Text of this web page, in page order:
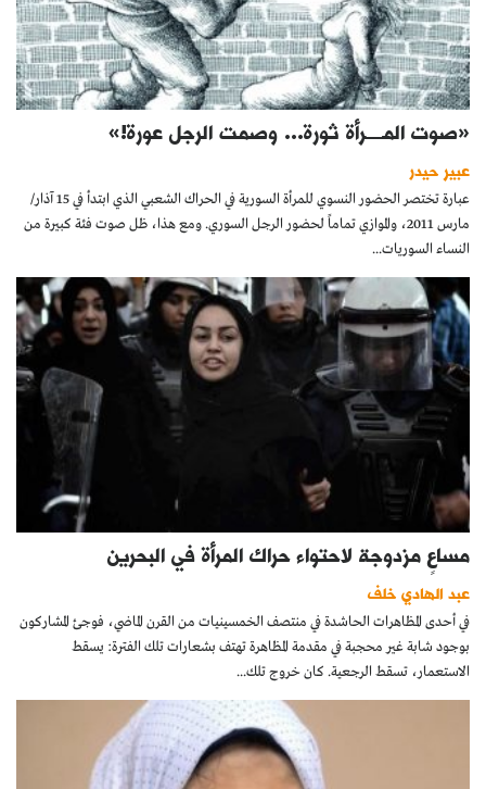
«صوت المــــرأة ثورة... وصمت الرجل عورة!»
عبير حيدر
عبارة تختصر الحضور النسوي للمرأة السورية في الحراك الشعبي الذي ابتدأ في 15 آذار/
مارس 2011، والموازي تماماً لحضور الرجل السوري. ومع هذا، ظل صوت فئة كبيرة من
النساء السوريات...
مساعٍ مزدوجة لاحتواء حراك المرأة في البحرين
عبد الهادي خلف
في أحدى المظاهرات الحاشدة في منتصف الخمسينيات من القرن الماضي، فوجئ المشاركون
بوجود شابة غير محجبة في مقدمة المظاهرة تهتف بشعارات تلك الفترة: يسقط
الاستعمار، تسقط الرجعية. كان خروج تلك...